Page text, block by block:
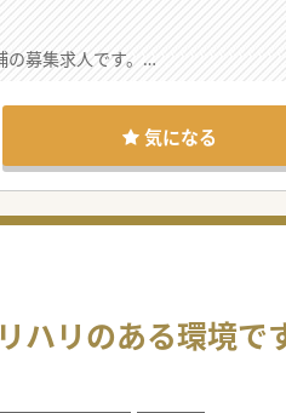
の募集求人です。
。
にお問合せください。
気になる
ハリのある環境で